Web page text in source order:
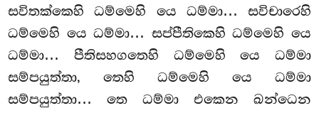
සවිතක්කෙහි ධම්මෙහි යෙ ධම්මා… සවිචාරෙහි
ධම්මෙහි යෙ ධම්මා… සප්පීතිකෙහි ධම්මෙහි යෙ
ධම්මා… පීතිසහගතෙහි ධම්මෙහි යෙ ධම්මා
සම්පයුත්තා, තෙහි ධම්මෙහි යෙ ධම්මා
සම්පයුත්තා… තෙ ධම්මා එකෙන ඛන්ධෙන